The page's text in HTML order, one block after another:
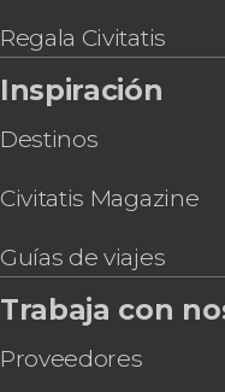
Visita a la fábrica
Regala Civitatis
Inspiración
Destinos
Civitatis Magazine
Guías de viajes
Trabaja con
Proveedores